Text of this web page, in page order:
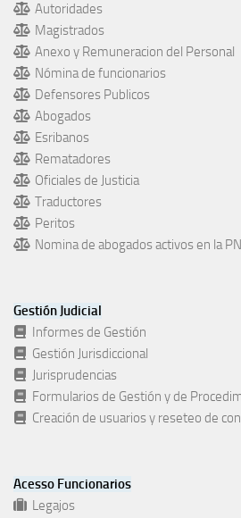
Autoridades
Magistrados
Anexo y Remuneracion del Personal
Nómina de funcionarios
Defensores Publicos
Abogados
Esribanos
Rematadores
Oficiales de Justicia
Traductores
Peritos
Nomina de abogados activos en la
Gestión Judicial
Informes de Gestión
Gestión Jurisdiccional
Jurisprudencias
Formularios de Gestión y de
Creación de usuarios y reseteo de
Acesso Funcionarios
Legajos